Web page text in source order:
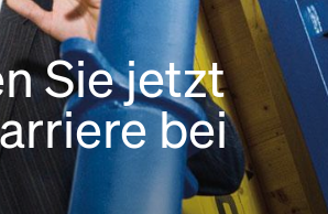
Sie jetzt
bei